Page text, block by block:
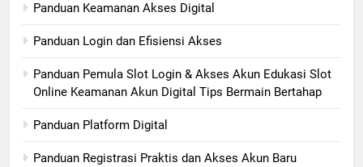
Panduan Keamanan Akses Digital
Panduan Login dan Efisiensi Akses
Panduan Pemula Slot Login & Akses Akun Edukasi Slot
Online Keamanan Akun Digital Tips Bermain Bertahap
Panduan Platform Digital
Panduan Registrasi Praktis dan Akses Akun Baru